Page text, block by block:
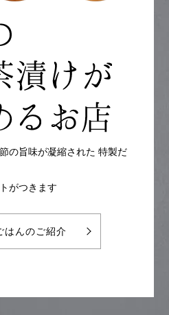
の旨味が凝縮された 特製だ
がつきます
はんのご紹介